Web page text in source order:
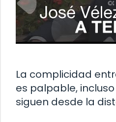
La complicidad
es palpable,
siguen desde la